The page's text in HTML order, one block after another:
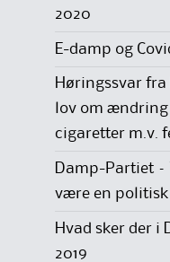
2020
E-damp og
Høringssvar fra
lov om
cigaretter m.v.
Damp-Partiet –
være en
Hvad sker der i
2019